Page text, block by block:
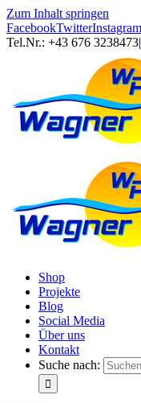
Zum Inhalt springen
FacebookTwitterInstagram
Tel.Nr.: +43 676 3238473|
Shop
Projekte
Blog
Social Media
Über uns
Kontakt
Suche nach: